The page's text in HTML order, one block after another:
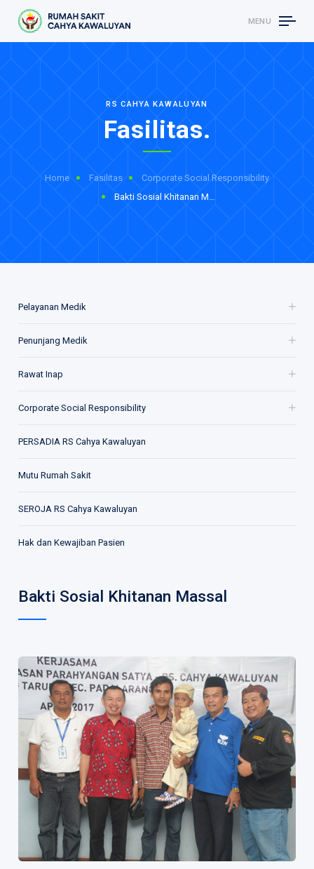
MENU
RS CAHYA KAWALUYAN
Fasilitas.
Home Fasilitas
Corporate Social Responsibility
Bakti Sosial Khitanan Massal
Pelayanan Medik
Penunjang Medik
Rawat Inap
Corporate Social Responsibility
PERSADIA RS Cahya Kawaluyan
Mutu Rumah Sakit
SEROJA RS Cahya Kawaluyan
Hak dan Kewajiban Pasien
Bakti Sosial Khitanan Massal